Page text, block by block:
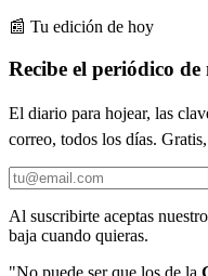
📰 Tu edición de hoy
Recibe el periódico
El diario para hojear, las
correo, todos los días.
Al suscribirte aceptas nuestro
baja cuando quieras.